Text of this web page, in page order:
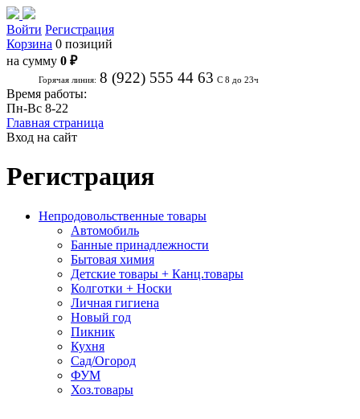
Войти Регистрация
Корзина 0 позиций
на сумму 0 ₽
Горячая линия: 8 (922) 555 44 63 С 8 до 23ч
Время работы:
Пн-Вс 8-22
Главная страница
Вход на сайт
Регистрация
Непродовольственные товары
Автомобиль
Банные принадлежности
Бытовая химия
Детские товары + Канц.товары
Колготки + Носки
Личная гигиена
Новый год
Пикник
Кухня
Сад/Огород
ФУМ
Хоз.товары